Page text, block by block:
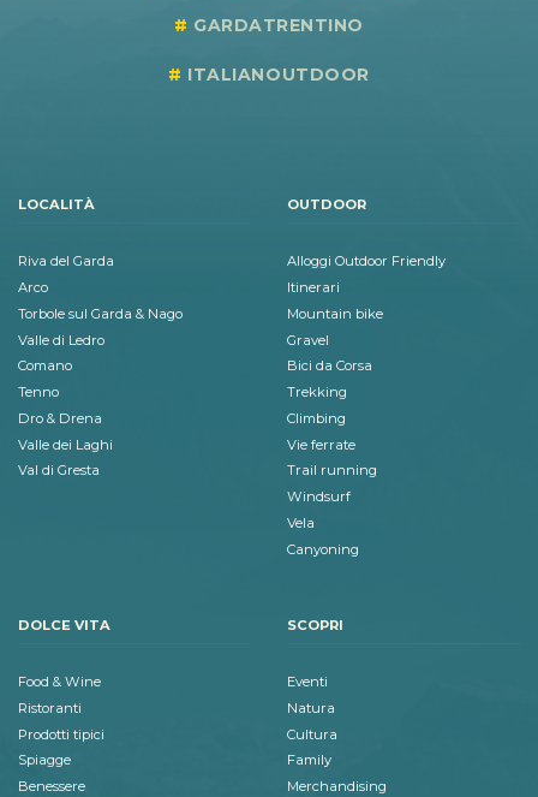
GARDATRENTINO
ITALIANOUTDOOR
LOCALITÀ
Riva del Garda
Arco
Torbole sul Garda & Nago
Valle di Ledro
Comano
Tenno
Dro & Drena
Valle dei Laghi
Val di Gresta
OUTDOOR
Alloggi Outdoor Friendly
Itinerari
Mountain bike
Gravel
Bici da Corsa
Trekking
Climbing
Vie ferrate
Trail running
Windsurf
Vela
Canyoning
DOLCE VITA
Food & Wine
Ristoranti
Prodotti tipici
Spiagge
Benessere
SCOPRI
Eventi
Natura
Cultura
Family
Merchandising